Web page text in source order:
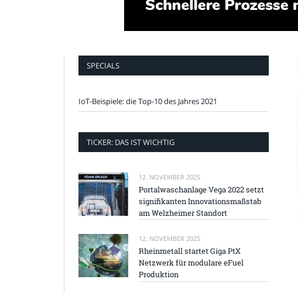
SPECIALS
IoT-Beispiele: die Top-10 des Jahres 2021
TICKER: DAS IST WICHTIG
12. NOVEMBER 2025
Portalwaschanlage Vega 2022 setzt
signifikanten Innovationsmaßstab
am Welzheimer Standort
12. NOVEMBER 2025
Rheinmetall startet Giga PtX
Netzwerk für modulare eFuel
Produktion